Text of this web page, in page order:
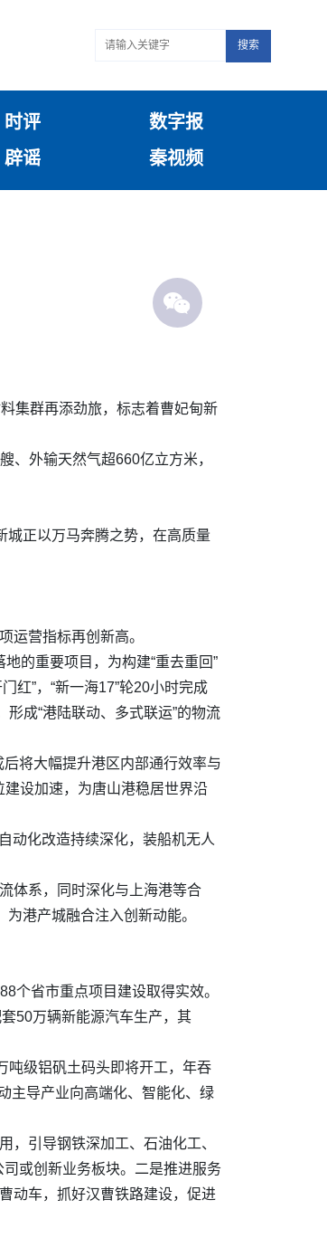
搜索
时评
数字报
辟谣 秦视频
集群再添劲旅，标志着曹妃甸新
、外输天然气超660亿立方米，
城正以万马奔腾之势，在高质量
运营指标再创新高。
的重要项目，为构建“重去重回”
红”，“新一海17”轮20小时完成
成“港陆联动、多式联运”的物流
将大幅提升港区内部通行效率与
设加速，为唐山港稳居世界沿
动化改造持续深化，装船机无人
体系，同时深化与上海港等合
港产城融合注入创新动能。
个省市重点项目建设取得实效。
50万辆新能源汽车生产，其
吨级铝矾土码头即将开工，年吞
主导产业向高端化、智能化、绿
，引导钢铁深加工、石油化工、
或创新业务板块。二是推进服务
动车，抓好汉曹铁路建设，促进